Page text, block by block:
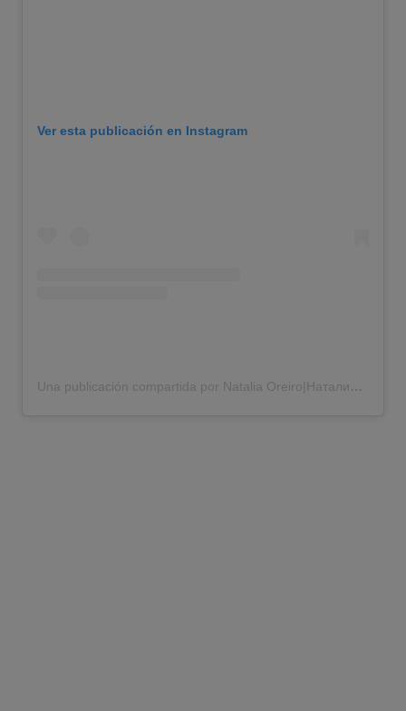
Ver esta publicación en Instagram
Una publicación compartida por Natalia Oreiro|Наталия Орейро (@nataliaoreirosoy)